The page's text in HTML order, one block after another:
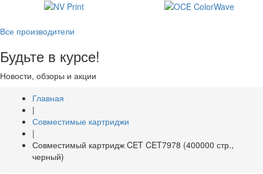
Все производители
Будьте в курсе!
Новости, обзоры и акции
Главная
|
Совместимые картриджи
|
Совместимый картридж CET CET7978 (400000 стр.,
черный)